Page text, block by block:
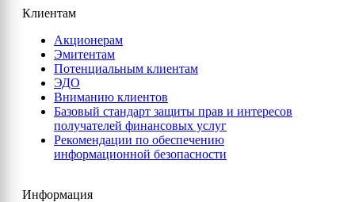
Клиентам
Акционерам
Эмитентам
Потенциальным клиентам
ЭДО
Вниманию клиентов
Базовый стандарт защиты прав и интересов
получателей финансовых услуг
Рекомендации по обеспечению
информационной безопасности
Информация